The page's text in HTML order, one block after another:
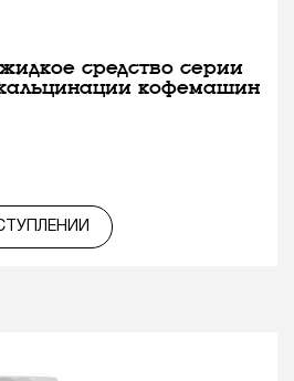
средство cерии
кофемашин